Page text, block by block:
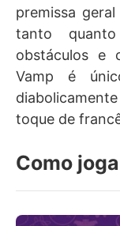
premissa
tanto
obstáculos e
Vamp é
toque de
Como